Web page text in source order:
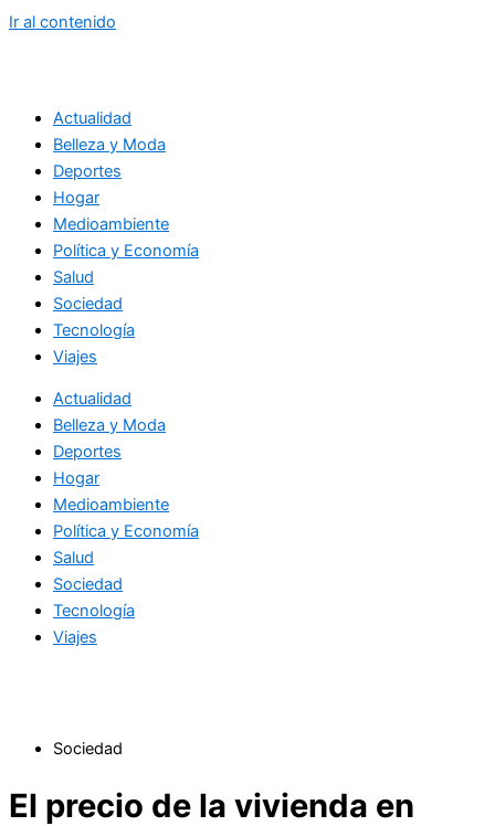
Ir al contenido
Actualidad
Belleza y Moda
Deportes
Hogar
Medioambiente
Política y Economía
Salud
Sociedad
Tecnología
Viajes
Actualidad
Belleza y Moda
Deportes
Hogar
Medioambiente
Política y Economía
Salud
Sociedad
Tecnología
Viajes
Sociedad
El precio de la vivienda en